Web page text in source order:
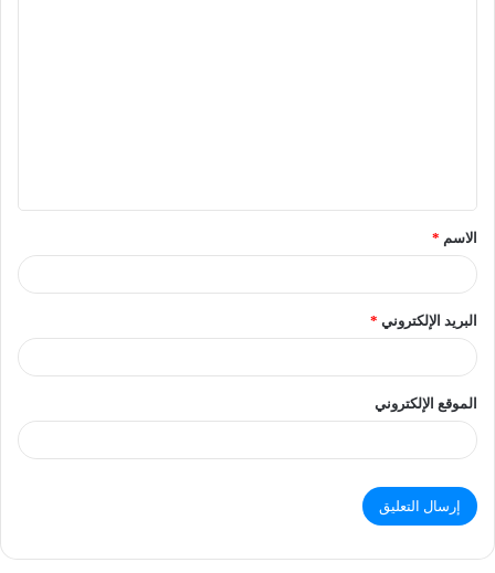
الاسم *
البريد الإلكتروني *
الموقع الإلكتروني